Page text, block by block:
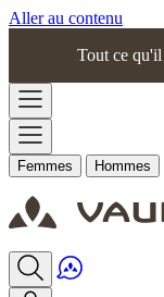
Aller au contenu
Tout ce
Femmes Hommes